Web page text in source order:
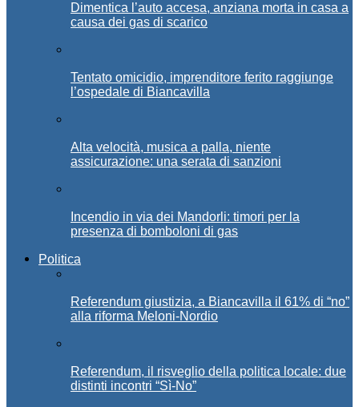
Dimentica l’auto accesa, anziana morta in casa a
causa dei gas di scarico
Tentato omicidio, imprenditore ferito raggiunge
l’ospedale di Biancavilla
Alta velocità, musica a palla, niente
assicurazione: una serata di sanzioni
Incendio in via dei Mandorli: timori per la
presenza di bomboloni di gas
Politica
Referendum giustizia, a Biancavilla il 61% di “no”
alla riforma Meloni-Nordio
Referendum, il risveglio della politica locale: due
distinti incontri “Sì-No”